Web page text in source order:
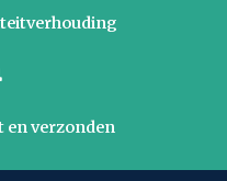
en verzonden